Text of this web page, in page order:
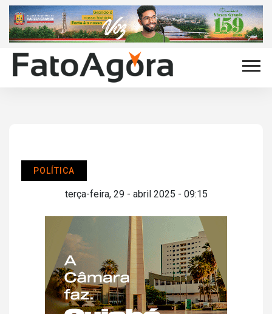
POLÍTICA
terça-feira, 29 - abril 2025 - 09:15